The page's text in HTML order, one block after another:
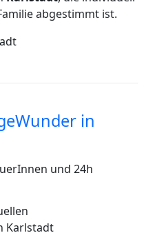
abgestimmt ist.
in
und 24h
Karlstadt